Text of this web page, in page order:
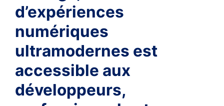
d’expériences
numériques
ultramodernes est
accessible aux
développeurs,